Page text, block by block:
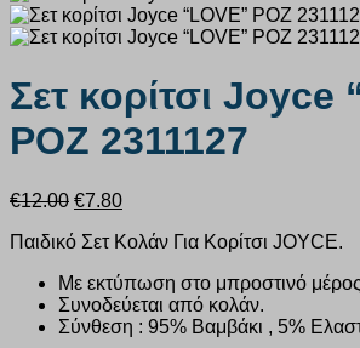
Σετ κορίτσι Joyce
ΡΟΖ 2311127
€12.00 Original
was:
€7.80Η
τιμή
€7.80.
Παιδικό Σετ Κολάν Για Κορίτσι JOYCE.
Με εκτύπωση στο μπροστινό
Συνοδεύεται από κολάν.
Σύνθεση : 95% Βαμβάκι , 5%